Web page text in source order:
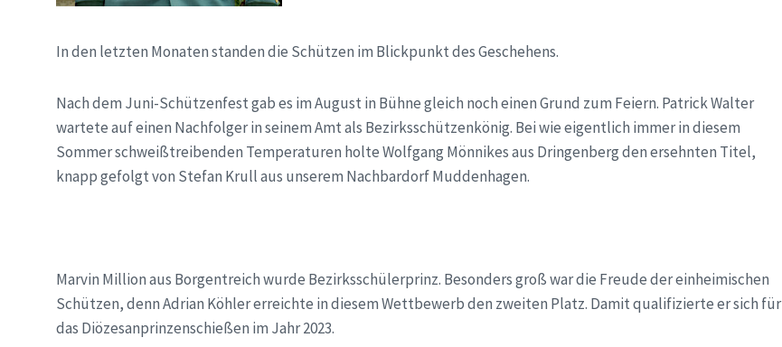
In den letzten Monaten standen die Schützen im Blickpunkt des Geschehens.
Nach dem Juni-Schützenfest gab es im August in Bühne gleich noch einen Grund zum Feiern. Patrick Walter
wartete auf einen Nachfolger in seinem Amt als Bezirksschützenkönig. Bei wie eigentlich immer in diesem
Sommer schweißtreibenden Temperaturen holte Wolfgang Mönnikes aus Dringenberg den ersehnten Titel,
knapp gefolgt von Stefan Krull aus unserem Nachbardorf Muddenhagen.
Marvin Million aus Borgentreich wurde Bezirksschülerprinz. Besonders groß war die Freude der einheimischen
Schützen, denn Adrian Köhler erreichte in diesem Wettbewerb den zweiten Platz. Damit qualifizierte er sich für
das Diözesanprinzenschießen im Jahr 2023.